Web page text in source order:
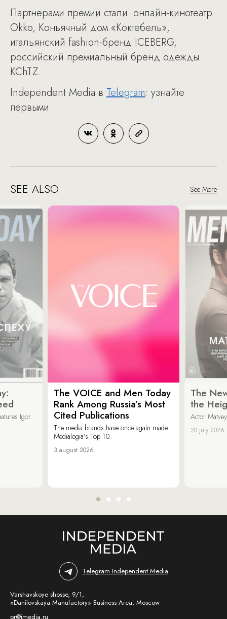
Партнерами премии стали: онлайн-кинотеатр
Okko, Коньячный дом «Коктебель»,
итальянский fashion-бренд ICEBERG,
российский премиальный бренд одежды
KChTZ.
Independent Media в Telegram: узнайте
первыми
SEE ALSO See More
Igor
The VOICE and Men Today
Rank Among Russia’s Most
Cited Publications
The media brands have once again made
Medialogia’s Top 10.
3 august 2026
The
the
Actor
20 july 2026
Telegram Independent Media
Varshavskoye shosse, 9/1,
«Danilovskaya Manufactory» Business Area, Moscow
pr@imedia.ru